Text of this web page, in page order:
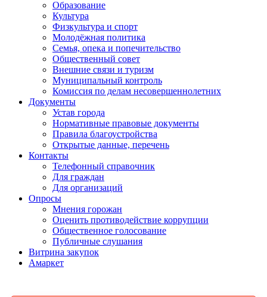
Образование
Культура
Физкультура и спорт
Молодёжная политика
Семья, опека и попечительство
Общественный совет
Внешние связи и туризм
Муниципальный контроль
Комиссия по делам несовершеннолетних
Документы
Устав города
Нормативные правовые документы
Правила благоустройства
Открытые данные, перечень
Контакты
Телефонный справочник
Для граждан
Для организаций
Опросы
Мнения горожан
Оценить противодействие коррупции
Общественное голосование
Публичные слушания
Витрина закупок
Амаркет